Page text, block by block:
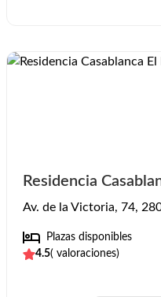
Residencia
Av. de la Victoria, 74,
Plazas disponibles
4.5( valoraciones)